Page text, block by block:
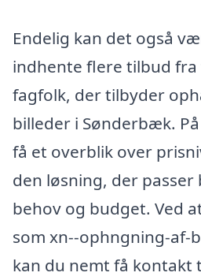
Endelig kan det også
indhente flere tilbud fra
fagfolk, der tilbyder
billeder i Sønderbæk.
få et overblik over
den løsning, der passer
behov og budget. Ved
som xn--ophngning-af-
kan du nemt få kontakt